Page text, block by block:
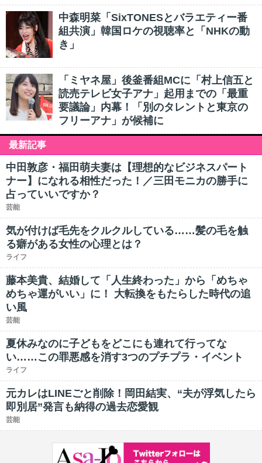
中森明菜「SixTONESとバラエティー番
組共演」韓国ロケの視聴率と「NHKの動
き」
「ミヤネ屋」後釜番組MCに「村上信五と
読売テレビ女子アナ」起用までの「最重
要議論」内幕！「別のタレントと東京の
フリーアナ」が候補に
最新記事
中田敦彦・福田萌夫妻は【理想的なビジネスパート
ナー】になれる相性だった！／三田モニカの勝手に
占っていいですか？
芸能
気が付けば毛先をクルクルしている……髪の毛を触
る癖がある女性の心理とは？
ライフ
藤本美貴、結婚して「人生終わった」から「めちゃ
めちゃ運がいい」に！ 大転換をもたらした時代の追
い風
芸能
夏休みなのに子どもをどこにも連れて行ってな
い……この罪悪感を消す3つのプチプラ・イベント
ライフ
元カレはLINEごと削除！岡田結実、“夫が浮気したら
即別居”発言も納得の過去恋愛観
芸能